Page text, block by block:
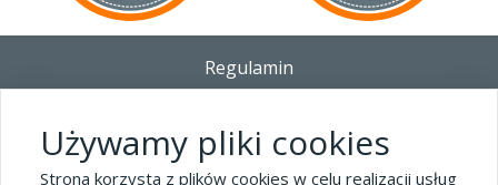
Regulamin
Polityka prywatności i pliki cookies
Blog
Używamy pliki cookies
Strona korzysta z plików cookies w celu realizacji usług